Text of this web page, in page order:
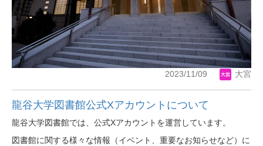
2023/11/09 大宮
龍谷大学図書館公式Xアカウントについて
龍谷大学図書館では、公式Xアカウントを運営しています。
図書館に関する様々な情報（イベント、重要なお知らせなど）に